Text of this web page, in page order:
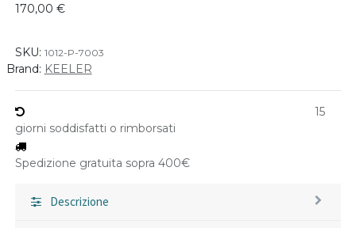
170,00 €
SKU: 1012-P-7003
Brand: KEELER
15
giorni soddisfatti o rimborsati
Spedizione gratuita sopra 400€
Descrizione